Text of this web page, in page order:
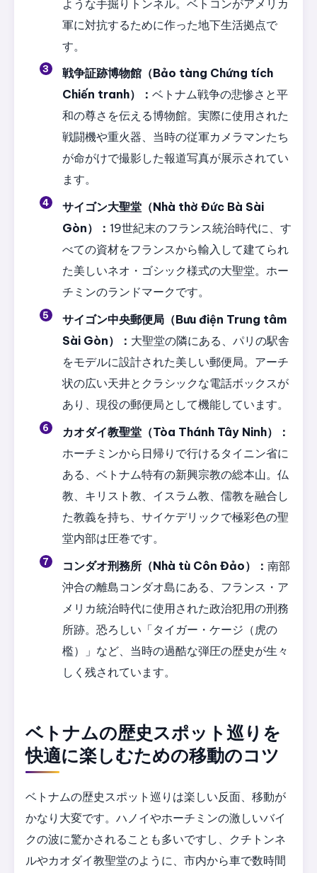
ような手掘りトンネル。ベトコンがアメリカ
軍に対抗するために作った地下生活拠点で
す。
戦争証跡博物館（Bảo tàng Chứng tích
Chiến tranh）： ベトナム戦争の悲惨さと平
和の尊さを伝える博物館。実際に使用された
戦闘機や重火器、当時の従軍カメラマンたち
が命がけで撮影した報道写真が展示されてい
ます。
サイゴン大聖堂（Nhà thờ Đức Bà Sài
Gòn）： 19世紀末のフランス統治時代に、す
べての資材をフランスから輸入して建てられ
た美しいネオ・ゴシック様式の大聖堂。ホー
チミンのランドマークです。
サイゴン中央郵便局（Bưu điện Trung tâm
Sài Gòn）： 大聖堂の隣にある、パリの駅舎
をモデルに設計された美しい郵便局。アーチ
状の広い天井とクラシックな電話ボックスが
あり、現役の郵便局として機能しています。
カオダイ教聖堂（Tòa Thánh Tây Ninh）：
ホーチミンから日帰りで行けるタイニン省に
ある、ベトナム特有の新興宗教の総本山。仏
教、キリスト教、イスラム教、儒教を融合し
た教義を持ち、サイケデリックで極彩色の聖
堂内部は圧巻です。
コンダオ刑務所（Nhà tù Côn Đảo）： 南部
沖合の離島コンダオ島にある、フランス・ア
メリカ統治時代に使用された政治犯用の刑務
所跡。恐ろしい「タイガー・ケージ（虎の
檻）」など、当時の過酷な弾圧の歴史が生々
しく残されています。
ベトナムの歴史スポット巡りを
快適に楽しむための移動のコツ
ベトナムの歴史スポット巡りは楽しい反面、移動が
かなり大変です。ハノイやホーチミンの激しいバイ
クの波に驚かされることも多いですし、クチトンネ
ルやカオダイ教聖堂のように、市内から車で数時間